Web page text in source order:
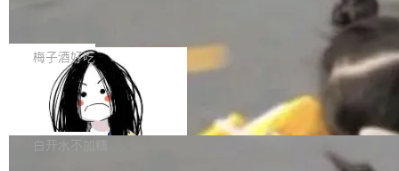
提交的编辑请求也长期处于待处理状态。 Groki
pedia 于去年底上线，定位为由人工智能生成内
容的百科平台，被马斯克视为传统众包百科网站
维基百科的替代方案。Lawfare 调查发现，无论
热门页面还是低关注度页面，均未出现近期更
是这样的：配 MessageSource 的 Bean、写 R
eloadableResourceBundleMessageSource、
声明 LocaleResolver、注册 LocaleChangeInt
erceptor…五六步之后才能看到第一行翻译文
本。 Solon 换了个方式。整个 i18n 模块围绕三
梅子酒好吃
Apache Doris 4.1 全面增强 Iceberg：
支持 UPDATE、MERGE INTO 与 Iceb
erg V3
Apache Doris 4.1 要补齐的，正是缺失的那一
半。在已有查询能力的基础上，Doris 进一步支
白开水不加糖